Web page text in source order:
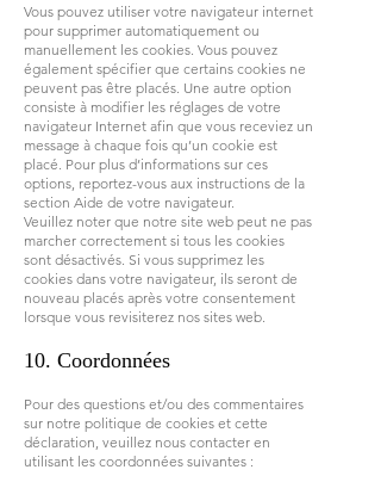
Vous pouvez utiliser votre navigateur internet
pour supprimer automatiquement ou
manuellement les cookies. Vous pouvez
également spécifier que certains cookies ne
peuvent pas être placés. Une autre option
consiste à modifier les réglages de votre
navigateur Internet afin que vous receviez un
message à chaque fois qu’un cookie est
placé. Pour plus d’informations sur ces
options, reportez-vous aux instructions de la
section Aide de votre navigateur.
Veuillez noter que notre site web peut ne pas
marcher correctement si tous les cookies
sont désactivés. Si vous supprimez les
cookies dans votre navigateur, ils seront de
nouveau placés après votre consentement
lorsque vous revisiterez nos sites web.
10. Coordonnées
Pour des questions et/ou des commentaires
sur notre politique de cookies et cette
déclaration, veuillez nous contacter en
utilisant les coordonnées suivantes :